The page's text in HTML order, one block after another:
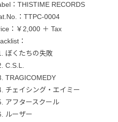
：THISTIME RECORDS
：TTPC-0004
：￥2,000 ＋ Tax
：
ぼくたちの失敗
C.S.L.
TRAGICOMEDY
チェイシング・エイミー
アフタースクール
ルーザー